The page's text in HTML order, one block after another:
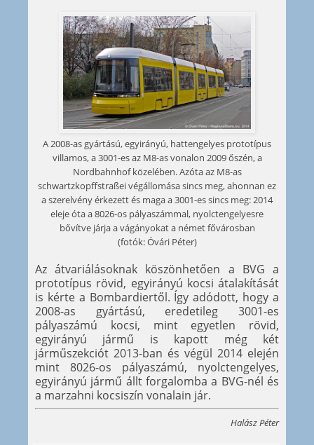
A 2008-as gyártású, egyirányú, hattengelyes prototípus
villamos, a 3001-es az M8-as vonalon 2009 őszén, a
Nordbahnhof közelében. Azóta az M8-as
schwartzkopffstraßei végállomása sincs meg, ahonnan ez
a szerelvény érkezett és maga a 3001-es sincs meg: 2014
eleje óta a 8026-os pályaszámmal, nyolctengelyesre
bővítve járja a vágányokat a német fővárosban
(fotók: Óvári Péter)
Az átvariálásoknak köszönhetően a BVG a
prototípus rövid, egyirányú kocsi átalakítását
is kérte a Bombardiertől. Így adódott, hogy a
2008-as gyártású, eredetileg 3001-es
pályaszámú kocsi, mint egyetlen rövid,
egyirányú jármű is kapott még két
járműszekciót 2013-ban és végül 2014 elején
mint 8026-os pályaszámú, nyolctengelyes,
egyirányú jármű állt forgalomba a BVG-nél és
a marzahni kocsiszín vonalain jár.
Halász Péter